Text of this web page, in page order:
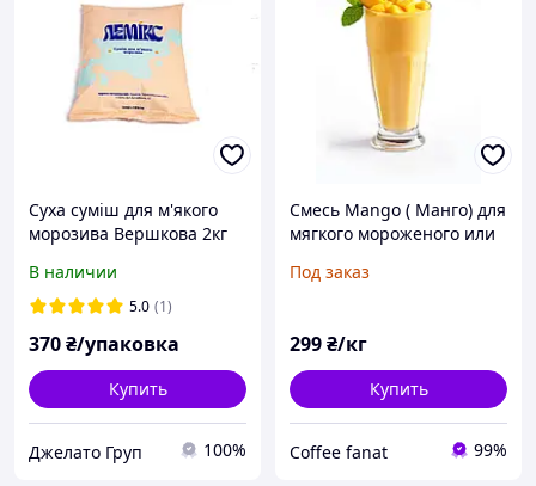
Суха суміш для м'якого
морозива Вершкова 2кг
В наличии
5.0 (1)
370₴/упаковка
Купить
Джелато Груп 100%
Смесь Mango ( Манго) для
мягкого мороженого или
Украина
Под заказ
299₴/кг
Купить
Coffee fanat 99%